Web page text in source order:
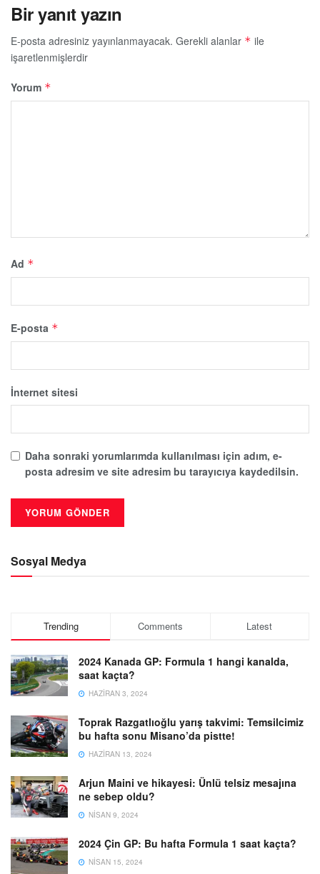
Bir yanıt yazın
E-posta adresiniz yayınlanmayacak. Gerekli alanlar * ile
işaretlenmişlerdir
Yorum *
Ad *
E-posta *
İnternet sitesi
Daha sonraki yorumlarımda kullanılması için adım, e-
posta adresim ve site adresim bu tarayıcıya kaydedilsin.
Sosyal Medya
Trending Comments Latest
2024 Kanada GP: Formula 1 hangi kanalda,
saat kaçta?
HAZIRAN 3, 2024
Toprak Razgatlıoğlu yarış takvimi: Temsilcimiz
bu hafta sonu Misano’da pistte!
HAZIRAN 13, 2024
Arjun Maini ve hikayesi: Ünlü telsiz mesajına
ne sebep oldu?
NISAN 9, 2024
2024 Çin GP: Bu hafta Formula 1 saat kaçta?
NISAN 15, 2024